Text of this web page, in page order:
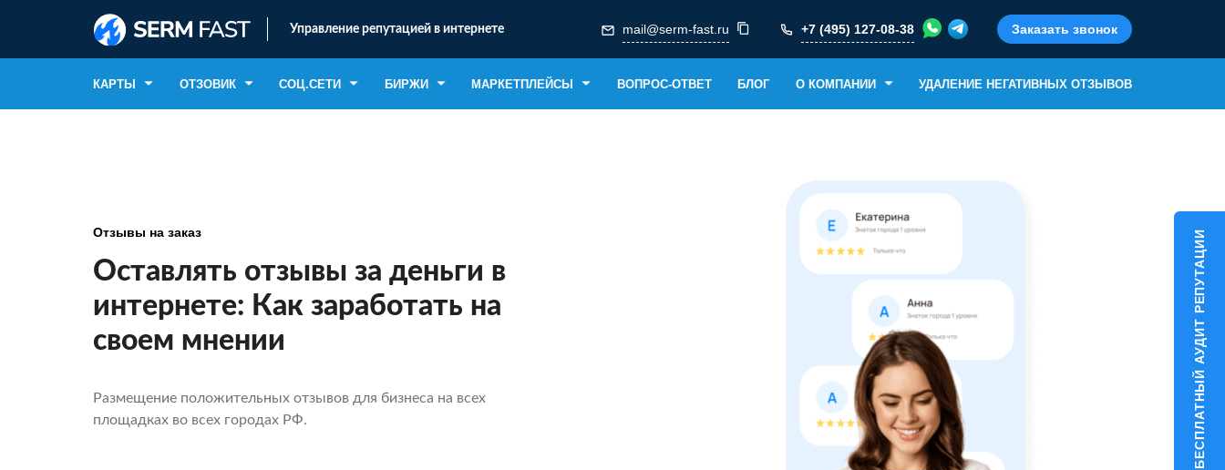
Управление репутацией в интернете mail@serm-fast.ru +7 (495) 127-08-38 Заказать звонок
КАРТЫ ОТЗОВИК СОЦ.СЕТИ БИРЖИ МАРКЕТПЛЕЙСЫ ВОПРОС-ОТВЕТ БЛОГ О КОМПАНИИ УДАЛЕНИЕ НЕГАТИВНЫХ ОТЗЫВОВ
Отзывы на заказ
Оставлять отзывы за деньги в
интернете: Как заработать на
своем мнении
Размещение положительных отзывов для бизнеса на всех
площадках во всех городах РФ.
БЕСПЛАТНЫЙ АУДИТ РЕПУТАЦИИ